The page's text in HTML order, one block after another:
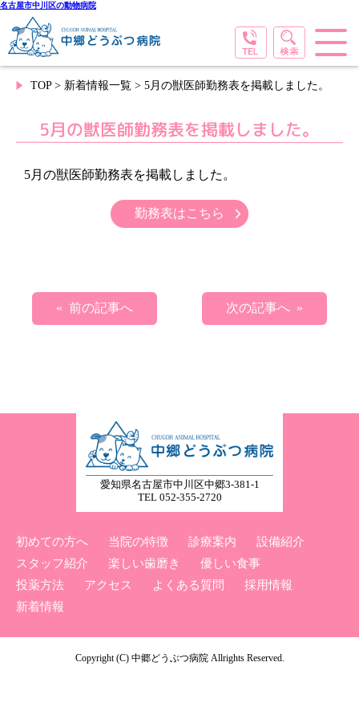
名古屋市中川区の動物病院
TOP> 新着情報一覧 > 5月の獣医師勤務表を掲載しました。
5月の獣医師勤務表を掲載しました。
5月の獣医師勤務表を掲載しました。
勤務表はこちら
« 前の記事へ 次の記事へ »
愛知県名古屋市中川区中郷3-381-1
TEL 052-355-2720
初めての方へ 当院の特徴 診療案内
設備紹介
スタッフ紹介
楽しい歯磨き
優しい食事
投薬方法
アクセス よくある質問
採用情報
新着情報
Copyright (C) 中郷どうぶつ病院 Allrights Reserved.